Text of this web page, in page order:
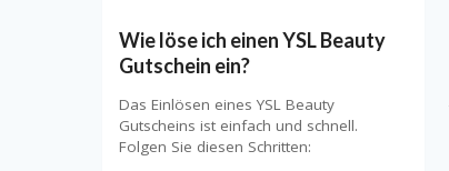
Wie löse ich einen YSL Beauty
Gutschein ein?
Das Einlösen eines YSL Beauty
Gutscheins ist einfach und schnell.
Folgen Sie diesen Schritten: